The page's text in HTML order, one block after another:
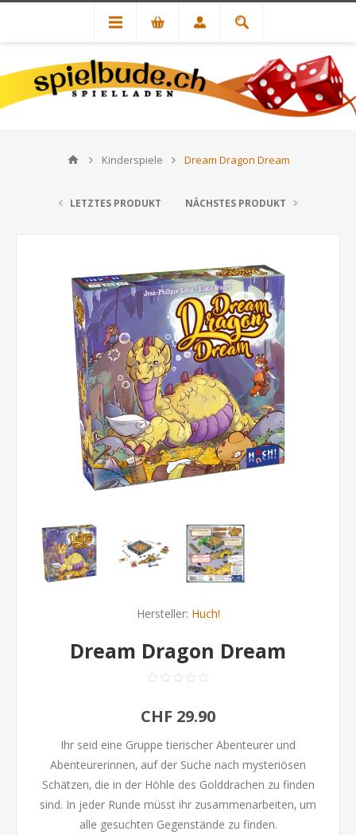
Kinderspiele Dream Dragon Dream
LETZTES PRODUKT NÄCHSTES PRODUKT
Hersteller: Huch!
Dream Dragon Dream
CHF 29.90
Ihr seid eine Gruppe tierischer Abenteurer und
Abenteurerinnen‚ auf der Suche nach mysteriösen
Schätzen‚ die in der Höhle des Golddrachen zu finden
sind. In jeder Runde müsst ihr zusammenarbeiten‚ um
alle gesuchten Gegenstände zu finden.